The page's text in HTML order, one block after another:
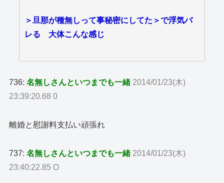
＞旦那が種無しって事秘密にしてた＞で浮気バ
レる 大体こんな感じ
736:名無しさんといつまでも一緒 2014/01/23(木)
23:39:20.68 0
離婚と慰謝料支払い頑張れ
737:名無しさんといつまでも一緒 2014/01/23(木)
23:40:22.85 O